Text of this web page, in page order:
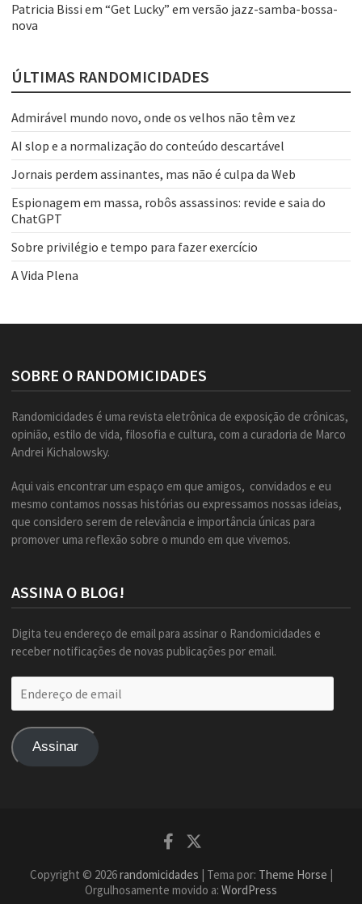
Patricia Bissi em “Get Lucky” em versão jazz-samba-bossa-
nova
ÚLTIMAS RANDOMICIDADES
Admirável mundo novo, onde os velhos não têm vez
AI slop e a normalização do conteúdo descartável
Jornais perdem assinantes, mas não é culpa da Web
Espionagem em massa, robôs assassinos: revide e saia do
ChatGPT
Sobre privilégio e tempo para fazer exercício
A Vida Plena
SOBRE O RANDOMICIDADES
Randomicidades é uma revista eletrônica de exposição de crônicas,
opinião, estilo de vida, filosofia e cultura, com a curadoria de Marco
Andrei Kichalowsky.
Aqui vais encontrar um espaço em que amigos, convidados e eu
mesmo contamos nossas histórias ou expressamos nossas ideias,
que considero serem de relevância e importância únicas para
promover uma reflexão sobre o mundo em que vivemos.
ASSINA O BLOG!
Digita teu endereço de email para assinar o Randomicidades e
receber notificações de novas publicações por email.
de
Assinar
Facebook
Copyright © 2026randomicidades | Tema por: Theme Horse |
Orgulhosamente movido a: WordPress